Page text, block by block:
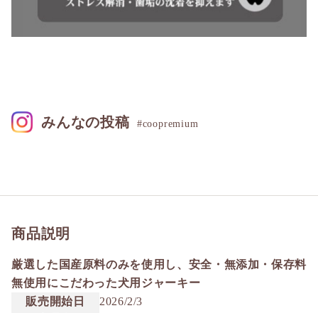
商品説明
厳選した国産原料のみを使用し、安全・無添加・保存料
無使用にこだわった犬用ジャーキー
販売開始日
2026/2/3
みんなの投稿 #coopremium